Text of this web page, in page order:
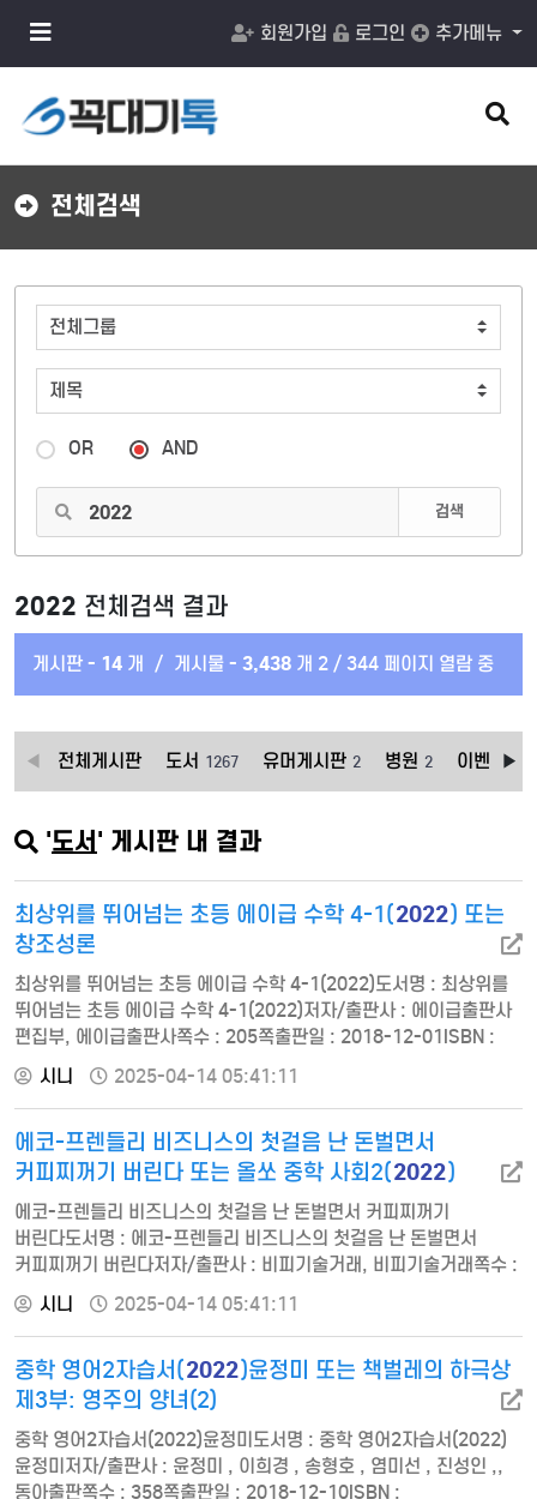
메
튼
회원가입 로그인 추가메뉴
검
색
버
전체검색
OR AND
검색
2022 전체검색 결과
게시판 - 14 개 / 게시물 - 3,438 개 2 / 344 페이지 열람 중
전체게시판 도서 1267 유머게시판 2 병원 2 이벤트상
'도서 ' 게시판 내 결과
최상위를 뛰어넘는 초등 에이급 수학 4-1(2022) 또는
창조성론
최상위를 뛰어넘는 초등 에이급 수학 4-1(2022)도서명 : 최상위를
뛰어넘는 초등 에이급 수학 4-1(2022)저자/출판사 : 에이급출판사
편집부, 에이급출판사쪽수 : 205쪽출판일 : 2018-12-01ISBN :
9788967700560정가 : 140001. 큰 수2. 각도3. 곱셈과 나눗셈4.
평면도형의 이동5. 막대그래프6. 규칙찾기 창조성론도서명 :
창조성론저자/출판사 : 염기식, 한국학술정보쪽수 : 510쪽출판일 :
2017-12-11ISBN : 9788926881804정가 : 35000머리말
Chapter…
시니 2025-04-14 05:41:11
에코-프렌들리 비즈니스의 첫걸음 난 돈벌면서
커피찌꺼기 버린다 또는 올쏘 중학 사회2(2022)
에코-프렌들리 비즈니스의 첫걸음 난 돈벌면서 커피찌꺼기
버린다도서명 : 에코-프렌들리 비즈니스의 첫걸음 난 돈벌면서
커피찌꺼기 버린다저자/출판사 : 비피기술거래, 비피기술거래쪽수 :
88쪽출판일 : 2018-03-01ISBN : 9791161820682정가 : 30000
원두에서 커피를 내리면, 99.8%는 찌꺼기 형태로 남는다. 제 1장.
땅 부족 우리나라 제 2장. 버려지는 원두 찌꺼기들 제 3장. 원두
찌꺼기는 산업적 기회이다. 1) 최신 기술 소개 2) 산업적 기회 (1)
원두 찌꺼기…
시니 2025-04-14 05:41:11
중학 영어2자습서(2022)윤정미 또는 책벌레의 하극상
제3부: 영주의 양녀(2)
중학 영어2자습서(2022)윤정미도서명 : 중학 영어2자습서(2022)
윤정미저자/출판사 : 윤정미 , 이희경 , 송형호 , 염미선 , 진성인 ,,
동아출판쪽수 : 358쪽출판일 : 2018-12-10ISBN :